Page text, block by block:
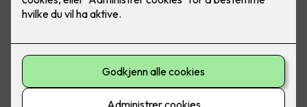
Ferdig montert - Junistar ECO hvit 5W
Flott downlight med 42 graders spredningsvinkel og 30
graders vipp i to retninger til innendørs bruk. Dimmbar.